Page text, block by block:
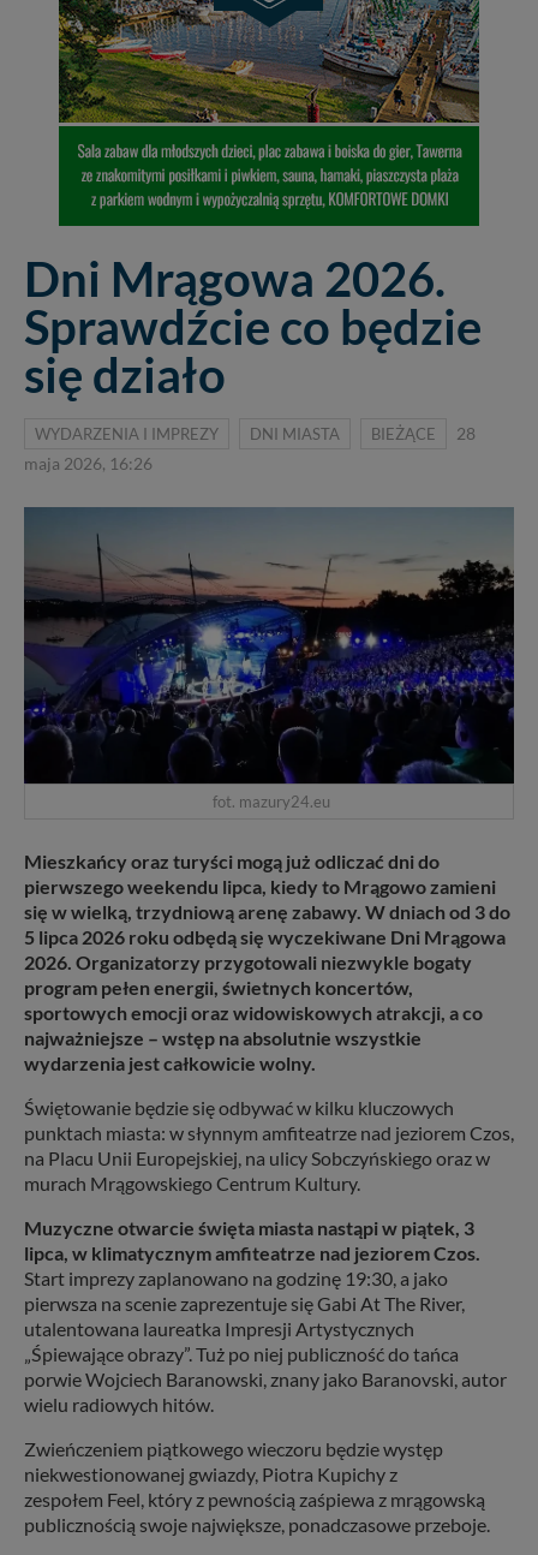
Dni Mrągowa 2026.
Sprawdźcie co będzie
się działo
WYDARZENIA I IMPREZY DNI MIASTA BIEŻĄCE
28
maja 2026, 16:26
fot. mazury24.eu
Mieszkańcy oraz turyści mogą już odliczać dni do
pierwszego weekendu lipca, kiedy to Mrągowo zamieni
się w wielką, trzydniową arenę zabawy. W dniach od 3 do
5 lipca 2026 roku odbędą się wyczekiwane Dni Mrągowa
2026. Organizatorzy przygotowali niezwykle bogaty
program pełen energii, świetnych koncertów,
sportowych emocji oraz widowiskowych atrakcji, a co
najważniejsze – wstęp na absolutnie wszystkie
wydarzenia jest całkowicie wolny.
Świętowanie będzie się odbywać w kilku kluczowych
punktach miasta: w słynnym amfiteatrze nad jeziorem Czos,
na Placu Unii Europejskiej, na ulicy Sobczyńskiego oraz w
murach Mrągowskiego Centrum Kultury.
Muzyczne otwarcie święta miasta nastąpi w piątek, 3
lipca, w klimatycznym amfiteatrze nad jeziorem Czos.
Start imprezy zaplanowano na godzinę 19:30, a jako
pierwsza na scenie zaprezentuje się Gabi At The River,
utalentowana laureatka Impresji Artystycznych
„Śpiewające obrazy”. Tuż po niej publiczność do tańca
porwie Wojciech Baranowski, znany jako Baranovski, autor
wielu radiowych hitów.
Zwieńczeniem piątkowego wieczoru będzie występ
niekwestionowanej gwiazdy, Piotra Kupichy z
zespołem Feel, który z pewnością zaśpiewa z mrągowską
publicznością swoje największe, ponadczasowe przeboje.